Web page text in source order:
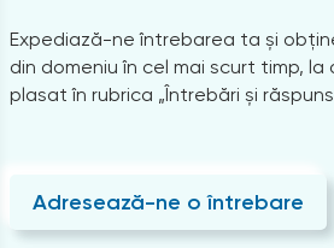
Expediază-ne întrebarea ta și
din domeniu în cel mai scurt timp,
plasat în rubrica „Întrebări și
Adresează-ne o întrebare